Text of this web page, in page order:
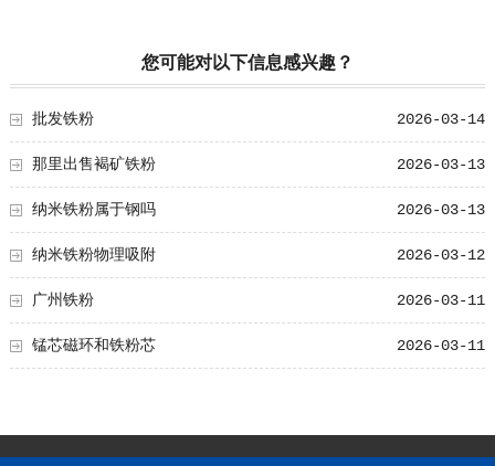
您可能对以下信息感兴趣？
2026-03-14
批发铁粉
2026-03-13
那里出售褐矿铁粉
2026-03-13
纳米铁粉属于钢吗
2026-03-12
纳米铁粉物理吸附
2026-03-11
广州铁粉
2026-03-11
锰芯磁环和铁粉芯